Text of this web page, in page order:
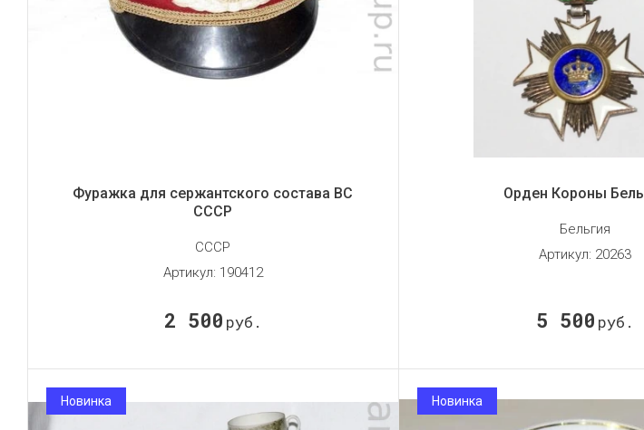
Фуражка для сержантского состава ВС
СССР
СССР
Артикул: 190412
2 500 руб.
Орден Короны
Бельгия
Артикул: 20263
5 500 руб.
Новинка Новинка